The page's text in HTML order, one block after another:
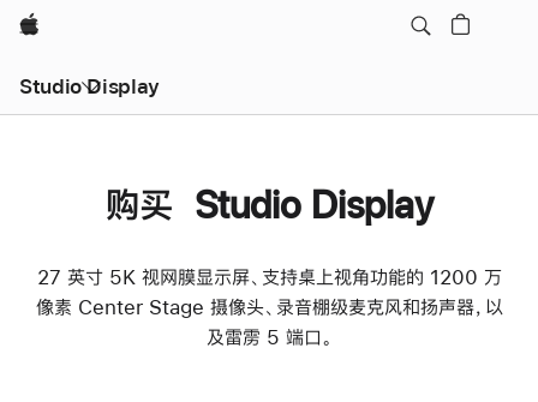
Apple
Studio Display
购买 Studio Display
27 英寸 5K 视网膜显示屏、支持桌上视角功能的 1200 万
像素 Center Stage 摄像头、录音棚级麦克风和扬声器，以
及雷雳 5 端口。